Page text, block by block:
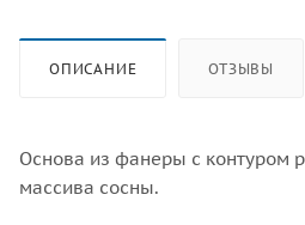
ОПИСАНИЕ ОТЗЫВЫ
Основа из фанеры с контуром
массива сосны.